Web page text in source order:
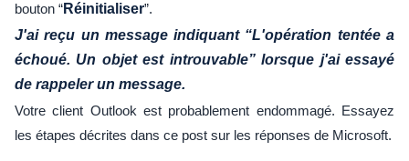
bouton “Réinitialiser”.
J'ai reçu un message indiquant “L'opération tentée a
échoué. Un objet est introuvable” lorsque j'ai essayé
de rappeler un message.
Votre client Outlook est probablement endommagé. Essayez
les étapes décrites dans ce post sur les réponses de Microsoft.